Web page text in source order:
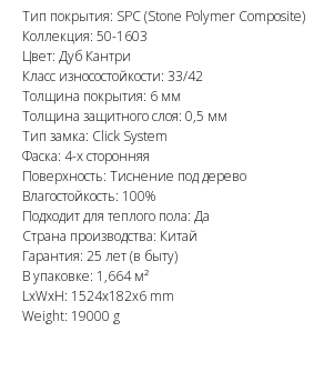
Тип покрытия: SPC (Stone Polymer Composite)
Коллекция: 50-1603
Цвет: Дуб Кантри
Класс износостойкости: 33/42
Толщина покрытия: 6 мм
Толщина защитного слоя: 0,5 мм
Тип замка: Click System
Фаска: 4-х сторонняя
Поверхность: Тиснение под дерево
Влагостойкость: 100%
Подходит для теплого пола: Да
Страна производства: Китай
Гарантия: 25 лет (в быту)
В упаковке: 1,664 м²
LxWxH: 1524x182x6 mm
Weight: 19000 g